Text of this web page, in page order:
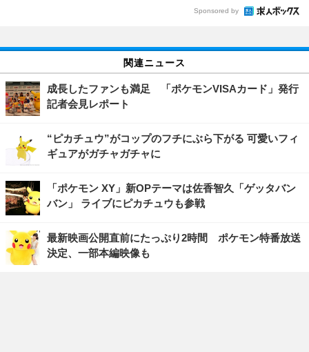
Sponsored by
関連ニュース
成長したファンも満足 「ポケモンVISAカード」発行
記者会見レポート
“ピカチュウ”がコップのフチにぶら下がる 可愛いフィ
ギュアがガチャガチャに
「ポケモン XY」新OPテーマは佐香智久「ゲッタバン
バン」 ライブにピカチュウも参戦
最新映画公開直前にたっぷり2時間 ポケモン特番放送
決定、一部本編映像も